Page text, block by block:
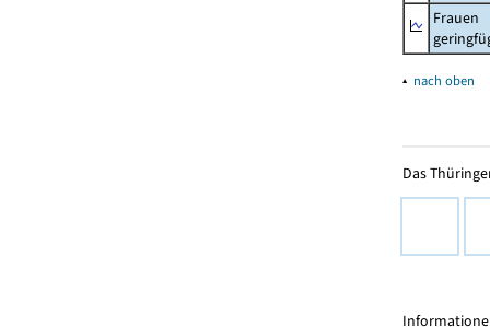
Frauen
▴ nach oben
Das